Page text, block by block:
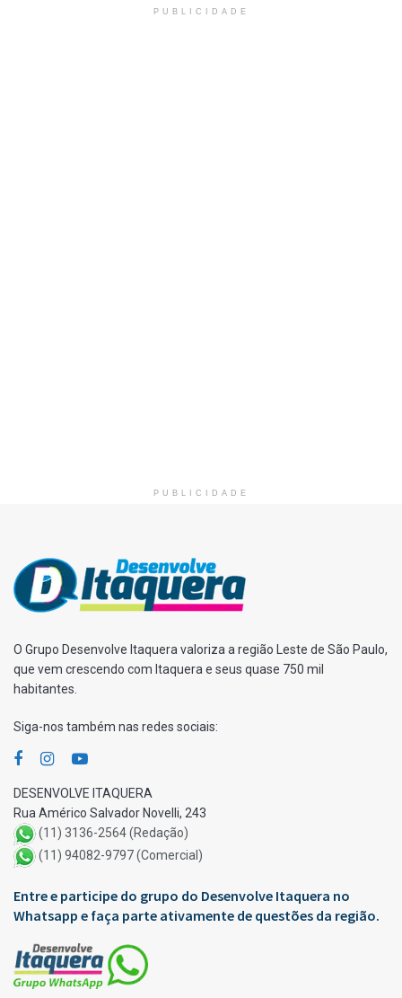
PUBLICIDADE
PUBLICIDADE
O Grupo Desenvolve Itaquera valoriza a região Leste de São Paulo,
que vem crescendo com Itaquera e seus quase 750 mil
habitantes.
Siga-nos também nas redes sociais:
DESENVOLVE ITAQUERA
Rua Américo Salvador Novelli, 243
(11) 3136-2564 (Redação)
(11) 94082-9797 (Comercial)
Entre e participe do grupo do Desenvolve Itaquera no
Whatsapp e faça parte ativamente de questões da região.